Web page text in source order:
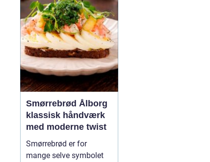
beliggenhed, men i h...
Smørrebrød Ålborg
klassisk håndværk
med moderne twist
Smørrebrød er for
mange selve symbolet